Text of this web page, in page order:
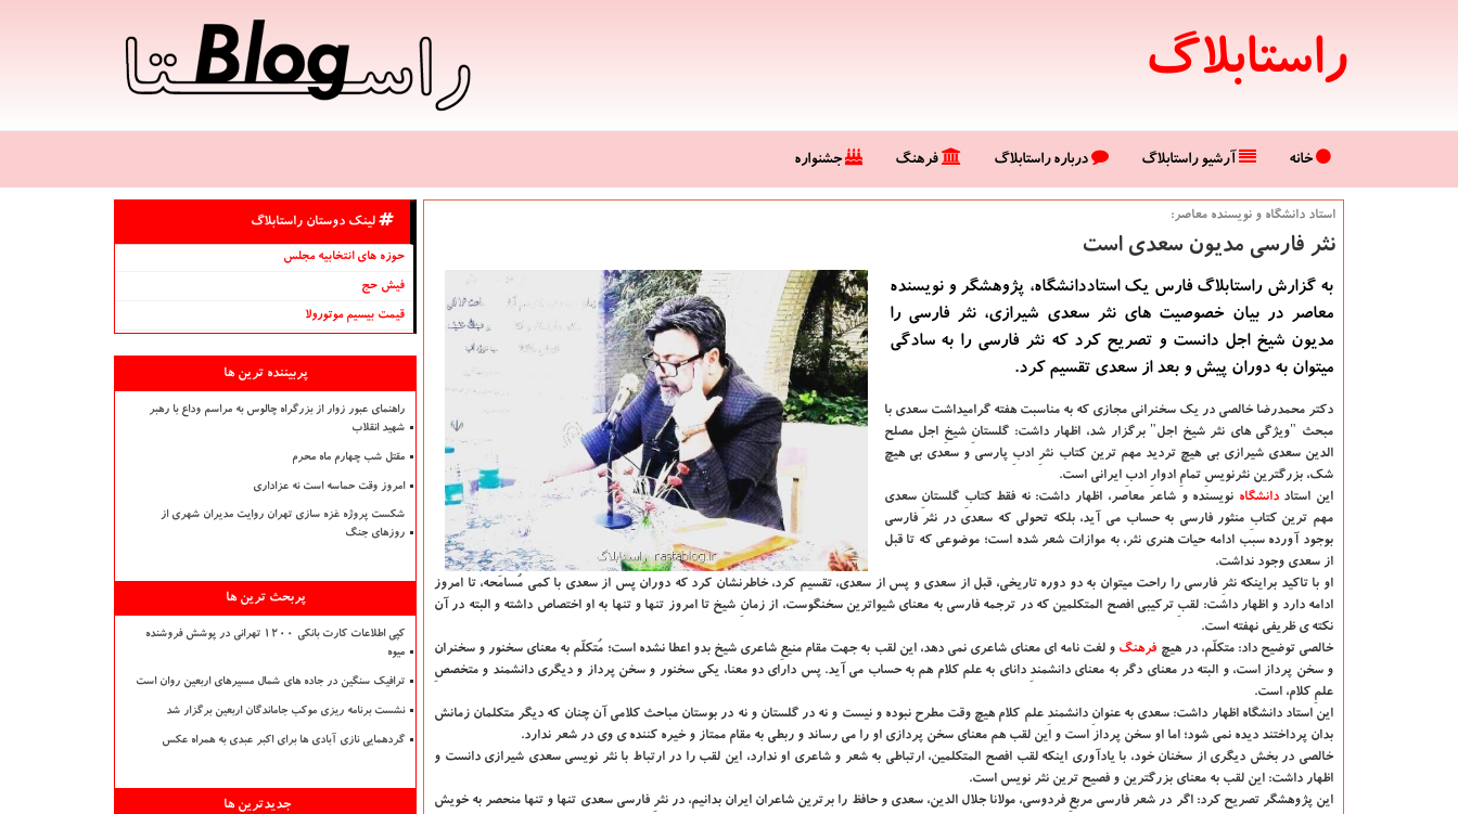
راستابلاگ
خانه آرشیو راستابلاگ درباره راستابلاگ فرهنگ جشنواره
استاد دانشگاه و نویسنده معاصر:
نثر فارسی مدیون سعدی است
به گزارش راستابلاگ فارس یک استاددانشگاه، پژوهشگر و نویسنده
معاصر در بیان خصوصیت های نثر سعدی شیرازی، نثر فارسی را
مدیون شیخ اجل دانست و تصریح کرد که نثر فارسی را به سادگی
میتوان به دوران پیش و بعد از سعدی تقسیم کرد.
دکتر محمدرضا خالصی در یک سخنرانی مجازی که به مناسبت هفته گرامیداشت سعدی با
مبحث "ویژگی های نثر شیخ اجل" برگزار شد، اظهار داشت: گلستانِ شیخِ اجل مصلح
الدین سعدی شیرازی بی هیچ تردید مهم ترین کتاب نثرِ ادبِ پارسی و سعدی بی هیچ
شک، بزرگترین نثرنویسِ تمامِ ادوارِ ادبِ ایرانی است.
این استاددانشگاه‌ نویسنده و شاعر معاصر، اظهار داشت: نه فقط کتابِ گلستانِ سعدی
مهم ترین کتابِ منثور فارسی به حساب می آید، بلکه تحولی که سعدی در نثر فارسی
بوجود آورده سبب ادامه حیات هنری نثر، به موازات شعر شده است؛ موضوعی که تا قبل
از سعدی وجود نداشت.
او با تاکید براینکه نثرِ فارسی را راحت میتوان به دو دوره تاریخی، قبل از سعدی و پس از سعدی، تقسیم کرد، خاطرنشان کرد که دوران پس از سعدی با کمی مُسامَحه، تا امروز
ادامه دارد و اظهار داشت: لقبِ ترکیبی افصح المتکلمین که در ترجمه فارسی به معنای شیواترین سخنگوست، از زمانِ شیخ تا امروز تنها و تنها به او اختصاص داشته و البته در آن
نکته ی ظریفی نهفته است.
خالصی توضیح داد: متکلّم، در هیچ فرهنگ و لغت نامه ای معنای شاعری نمی دهد، این لقب به جهت مقام منیعِ شاعری شیخ بدو اعطا نشده است؛ مُتکلّم به معنای سخنور و سخنران
و سخن پرداز است، و البته در معنای دگر به معنای دانشمندِ دانای به علم کلام هم به حساب می آید. پس دارای دو معنا، یکی سخنور و سخن پرداز و دیگری دانشمند و متخصصِ
علمِ کلام، است.
این استاد دانشگاه اظهار داشت: سعدی به عنوانِ دانشمندِ علم کلام هیچ وقت مطرح نبوده و نیست و نه در گلستان و نه در بوستان مباحث کلامی آن چنان که دیگر متکلمان زمانش
بدان پرداختند دیده نمی شود؛ اما او سخن پرداز است و این لقب هم معنای سخن پردازی او را می رساند و ربطی به مقام ممتاز و خیره کننده ی وی در شعر ندارد.
خالصی در بخش دیگری از سخنان خود، با یادآوری اینکه لقب افصح المتکلمین، ارتباطی به شعر و شاعری او ندارد، این لقب را در ارتباط با نثر نویسی سعدی شیرازی دانست و
اظهار داشت: این لقب به معنای بزرگترین و فصیح ترین نثر نویس است.
این پژوهشگر تصریح کرد: اگر در شعر فارسی مربعِ فردوسی، مولانا جلال الدین، سعدی و حافظ را برترین شاعران ایران بدانیم، در نثرِ فارسی سعدی تنها و تنها منحصر به خویش
لینک دوستان راستابلاگ
حوزه های انتخابیه مجلس
فیش حج
قیمت بیسیم موتورولا
پربیننده ترین ها
راهنمای عبور زوار از بزرگراه چالوس به مراسم وداع با رهبر
شهید انقلاب
مقتل شب چهارم ماه محرم
امروز وقت حماسه است نه عزاداری
شکست پروژه غزه سازی تهران روایت مدیران شهری از
روزهای جنگ
پربحث ترین ها
کپی اطلاعات کارت بانکی ۱۲۰۰ تهرانی در پوشش فروشنده
میوه
ترافیک سنگین در جاده های شمال مسیرهای اربعین روان است
نشست برنامه ریزی موکب جاماندگان اربعین برگزار شد
گردهمایی نازی آبادی ها برای اکبر عبدی به همراه عکس
جدیدترین ها